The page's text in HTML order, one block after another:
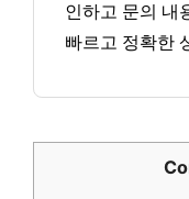
인하고 문의 내
빠르고 정확한